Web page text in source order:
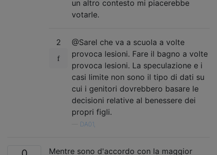
un altro contesto mi piacerebbe
votarle.
2
@Sarel che va a scuola a volte
provoca lesioni. Fare il bagno a volte
provoca lesioni. La speculazione e i
casi limite non sono il tipo di dati su
cui i genitori dovrebbero basare le
decisioni relative al benessere dei
propri figli.
DA01,
Mentre sono d'accordo con la maggior